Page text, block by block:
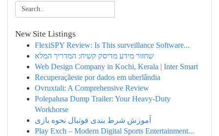
New Site Listings
FlexiSPY Review: Is This surveillance Software...
שחזור מידע מדיסק קשיח: המדריך המלא
Web Design Company in Kochi, Kerala | Inter Smart
Recuperaçãeste por dados em uberlândia
Ovruxtali: A Comprehensive Review
Polepalusa Dump Trailer: Your Heavy-Duty
Workhorse
آموزش شرط بندی فوتبال نحوه بازی
Play Exch – Modern Digital Sports Entertainment...